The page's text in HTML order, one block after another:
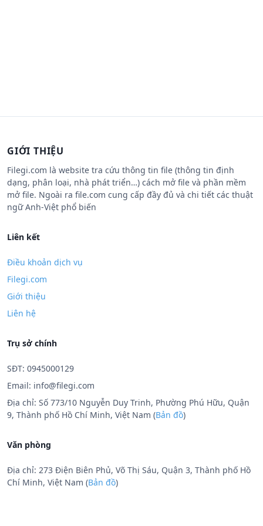
GIỚI THIỆU
Filegi.com là website tra cứu thông tin file (thông tin định
dạng, phân loại, nhà phát triển…) cách mở file và phần mềm
mở file. Ngoài ra file.com cung cấp đầy đủ và chi tiết các thuật
ngữ Anh-Việt phổ biến
Liên kết
Điều khoản dịch vụ
Filegi.com
Giới thiệu
Liên hệ
Trụ sở chính
SĐT: 0945000129
Email: info@filegi.com
Địa chỉ: Số 773/10 Nguyễn Duy Trinh, Phường Phú Hữu, Quận
9, Thành phố Hồ Chí Minh, Việt Nam (Bản đồ)
Văn phòng
Địa chỉ: 273 Điện Biên Phủ, Võ Thị Sáu, Quận 3, Thành phố Hồ
Chí Minh, Việt Nam (Bản đồ)